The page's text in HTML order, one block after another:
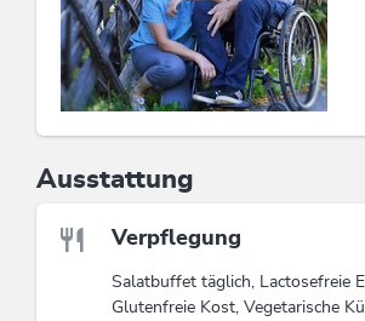
Wanderungen etc.
Wildschönau Card
Ausstattung
Verpflegung
Salatbuffet täglich, Lactosefreie
Glutenfreie Kost, Vegetarische